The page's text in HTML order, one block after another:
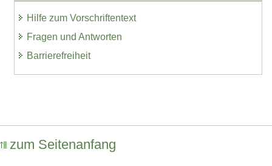
Hilfe zum Vorschriftentext
Fragen und Antworten
Barrierefreiheit
zum Seitenanfang